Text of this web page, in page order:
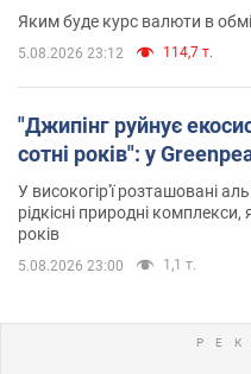
Яким буде курс валюти в
5.08.2026 23:12 114,7 т.
"Джипінг руйнує
сотні років": у
У високогір'ї розташовані
рідкісні природні
років
5.08.2026 23:00 1,1 т.